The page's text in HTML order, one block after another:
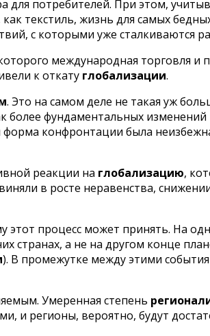
потребителей. При этом,
текстиль, жизнь для самых
с которыми уже сталкиваются
международная торговля и
к откату глобализации.
. Это на самом деле не такая уж
более фундаментальных
форма конфронтации была
реакции на глобализацию,
в росте неравенства,
этот процесс может принять. На
странах, а не на другом конце
). В промежутке между этими
Умеренная степень
и регионы, вероятно, будут